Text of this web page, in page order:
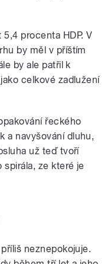
procenta HDP. V
by měl v příštím
by ale patřil k
celkové zadlužení
řeckého
a navyšování dluhu,
už teď tvoří
ze které je
neznepokojuje.